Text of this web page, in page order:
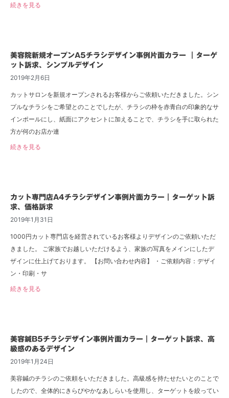
続きを見る
美容院新規オープンA5チラシデザイン事例片面カラー ｜ターゲ
ット訴求、シンプルデザイン
2019年2月6日
カットサロンを新規オープンされるお客様からご依頼いただきました。シン
プルなチラシをご希望とのことでしたが、チラシの枠を赤青白の印象的なサ
インポールにし、紙面にアクセントに加えることで、チラシを手に取られた
方が何のお店か連
続きを見る
カット専門店A4チラシデザイン事例片面カラー｜ターゲット訴
求、価格訴求
2019年1月31日
1000円カット専門店を経営されているお客様よりデザインのご依頼いただ
きました。 ご家族でお越しいただけるよう、家族の写真をメインにしたデ
ザインに仕上げております。 【お問い合わせ内容】 ・ご依頼内容：デザイ
ン・印刷・サ
続きを見る
美容鍼B5チラシデザイン事例片面カラー｜ターゲット訴求、高
級感のあるデザイン
2019年1月24日
美容鍼のチラシのご依頼をいただきました。高級感を持たせたいとのことで
したので、全体的にきらびやかなあしらいを使用し、ターゲットを絞ってい